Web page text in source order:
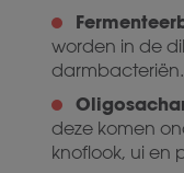
worden in de
darmbacteriën.
deze komen
knoflook, ui en